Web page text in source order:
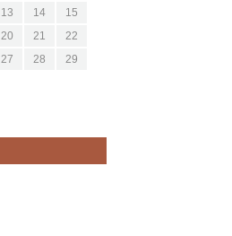
13 14
15
20 21
22
27 28
29